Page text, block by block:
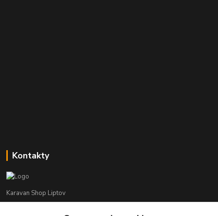
Kontakty
Karavan Shop Liptov